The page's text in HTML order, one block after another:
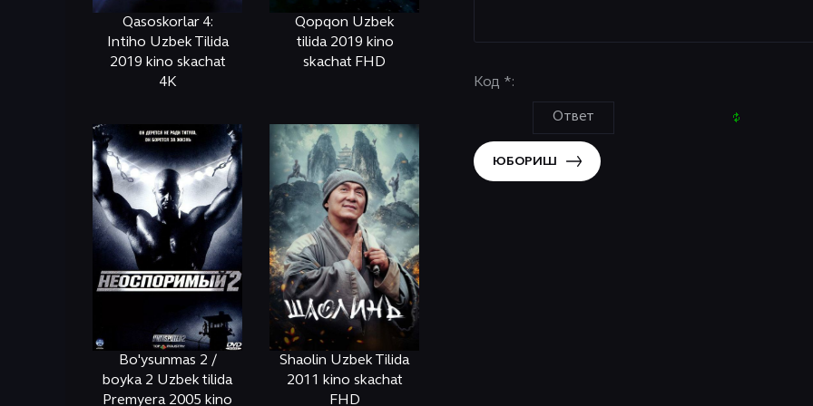
Qasoskorlar 4:
Intiho Uzbek Tilida
2019 kino skachat
4K
Qopqon Uzbek
tilida 2019 kino
skachat FHD
Bo'ysunmas 2 /
boyka 2 Uzbek tilida
Premyera 2005 kino
Shaolin Uzbek Tilida
2011 kino skachat
FHD
Код *:
ЮБОРИШ